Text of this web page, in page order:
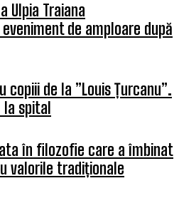
Ulpia Traiana
de amploare după
de la ”Louis Țurcanu”.
spital
în filozofie care a îmbinat
valorile tradiționale